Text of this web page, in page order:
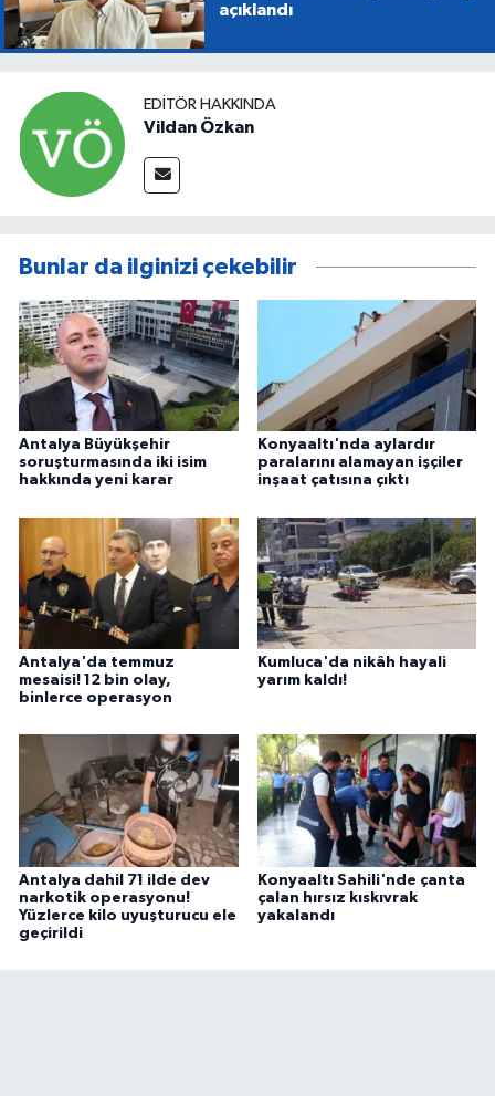
açıklandı
EDITÖR HAKKINDA
Vildan Özkan
Bunlar da ilginizi çekebilir
Antalya Büyükşehir
soruşturmasında iki isim
hakkında yeni karar
Konyaaltı'nda aylardır
paralarını alamayan işçiler
inşaat çatısına çıktı
Antalya'da temmuz
mesaisi! 12 bin olay,
binlerce operasyon
Kumluca'da nikâh hayali
yarım kaldı!
Antalya dahil 71 ilde dev
narkotik operasyonu!
Yüzlerce kilo uyuşturucu ele
geçirildi
Konyaaltı Sahili'nde çanta
çalan hırsız kıskıvrak
yakalandı